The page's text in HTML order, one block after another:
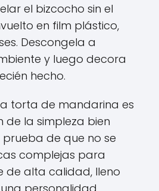
el bizcocho sin el
en film plástico,
Descongela a
y luego decora
hecho.
torta de mandarina es
de la simpleza bien
prueba de que no se
complejas para
de alta calidad, lleno